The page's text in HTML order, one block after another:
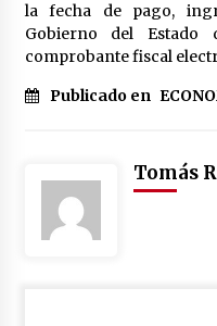
la fecha de pago,
Gobierno del
comprobante fiscal
Publicado en
Tomás